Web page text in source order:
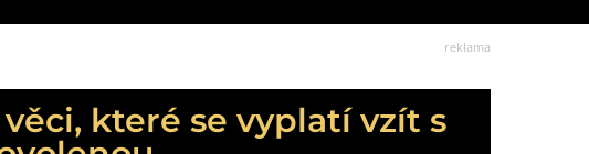
reklama
které se vyplatí vzít s